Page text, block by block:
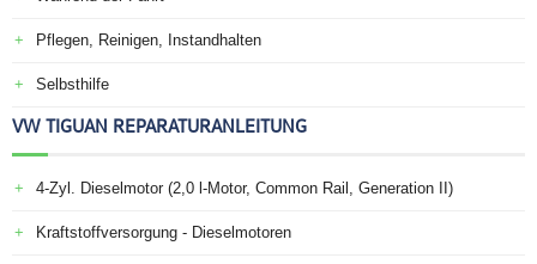
Pflegen, Reinigen, Instandhalten
Selbsthilfe
VW TIGUAN REPARATURANLEITUNG
4-Zyl. Dieselmotor (2,0 l-Motor, Common Rail, Generation II)
Kraftstoffversorgung - Dieselmotoren